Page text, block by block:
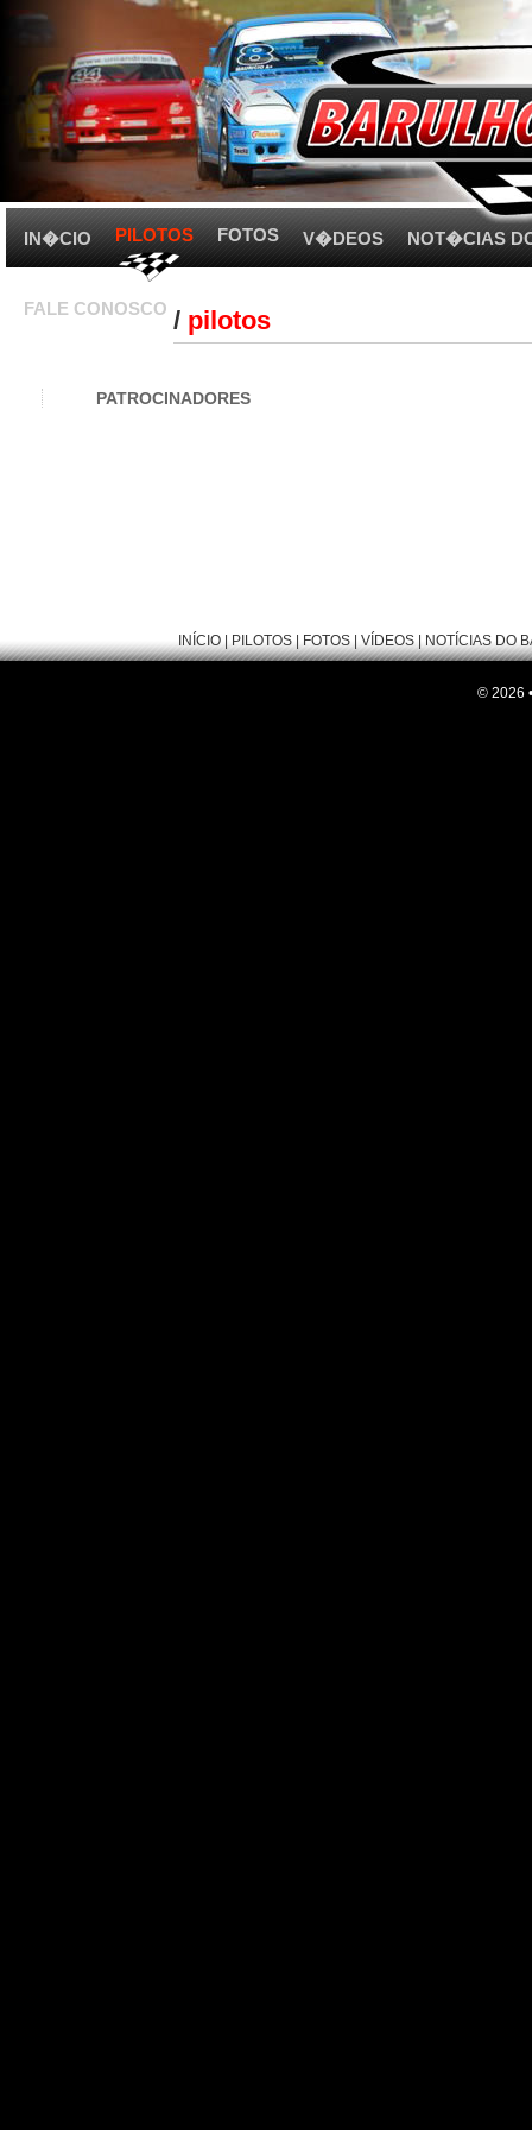
IN�CIO PILOTOS FOTOS V�DEOS NOT�CIAS
FALE CONOSCO / pilotos
PATROCINADORES
INÍCIO| PILOTOS| FOTOS| VÍDEOS| NOTÍCIAS DO
© 2026